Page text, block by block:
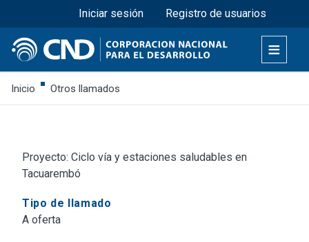
Pasar
al
contenido
principal
Menú superior
Iniciar sesión Registro de usuarios
Inicio Otros llamados
Proyecto: Ciclo vía y estaciones saludables en
Tacuarembó
Tipo de llamado
A oferta